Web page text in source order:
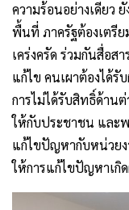
ความร้อนอย่างเดียว
พื้นที่ ภาครัฐต้องเตรีย
เคร่งครัด ร่วมกันสื่อ
แก้ไข คนเผาต้องได้รั
การไม่ได้รับสิทธิ์ด้านต่
ให้กับประชาชน และ
แก้ไขปัญหากับหน่วยง
ให้การแก้ไขปัญหาเกิ